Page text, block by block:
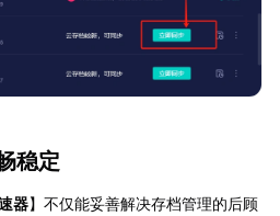
稳定
器】不仅能妥善解决存档管理的后顾